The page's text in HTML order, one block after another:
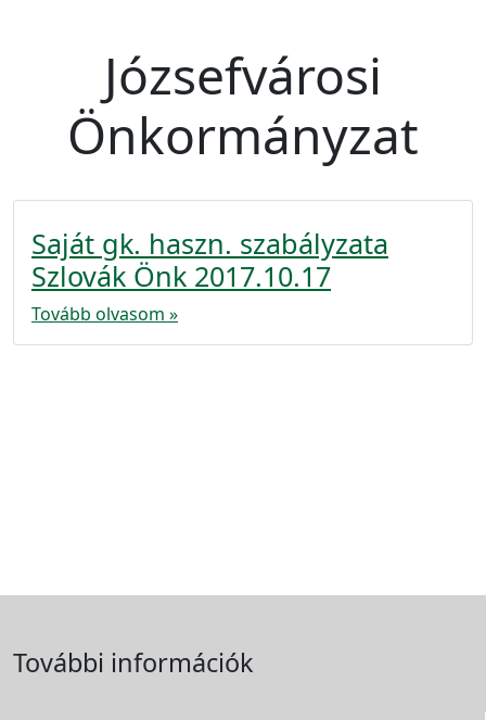
Józsefvárosi
Önkormányzat
Saját gk. haszn. szabályzata
Szlovák Önk 2017.10.17
Tovább olvasom »
További információk